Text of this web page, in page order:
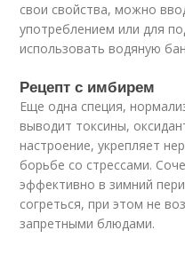
свои свойства, можно
употреблением или для
использовать водяную
Рецепт с имбирем
Еще одна специя,
выводит токсины,
настроение, укрепляет
борьбе со стрессами.
эффективно в зимний
согреться, при этом не
запретными блюдами.